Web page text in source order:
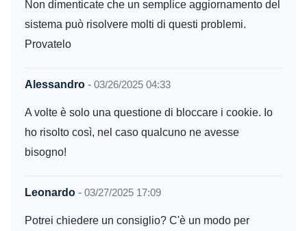
Non dimenticate che un semplice aggiornamento del
sistema può risolvere molti di questi problemi.
Provatelo
Alessandro - 03/26/2025 04:33
A volte è solo una questione di bloccare i cookie. Io
ho risolto così, nel caso qualcuno ne avesse
bisogno!
Leonardo - 03/27/2025 17:09
Potrei chiedere un consiglio? C'è un modo per